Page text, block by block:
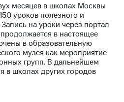
месяцев в школах Москвы
уроков полезного и
на уроки через портал
продолжается в настоящее
в образовательную
музея как мероприятие
групп. В дальнейшем
в школах других городов